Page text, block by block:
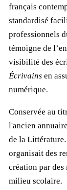
français
standardisé
professionnels
témoigne de
visibilité des
Écrivains en
numérique.
Conservée au
l'ancien
de la
organisait des
création par des
milieu scolaire.